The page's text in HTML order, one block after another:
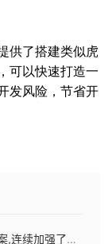
供了搭建类似虎
可以快速打造一
发风险，节省开
体育源码直播比分竞猜赛事平台开发搭建方案,连续加强了2个版本!